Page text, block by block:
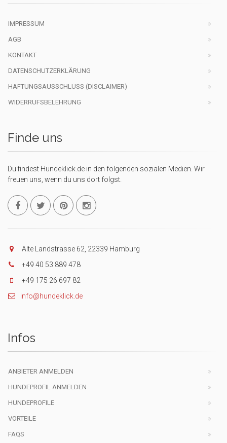
IMPRESSUM
AGB
KONTAKT
DATENSCHUTZERKLÄRUNG
HAFTUNGSAUSSCHLUSS (DISCLAIMER)
WIDERRUFSBELEHRUNG
Finde uns
Du findest Hundeklick.de in den folgenden sozialen Medien. Wir
freuen uns, wenn du uns dort folgst.
Alte Landstrasse 62, 22339 Hamburg
+49 40 53 889 478
+49 175 26 697 82
info@hundeklick.de
Infos
ANBIETER ANMELDEN
HUNDEPROFIL ANMELDEN
HUNDEPROFILE
VORTEILE
FAQS